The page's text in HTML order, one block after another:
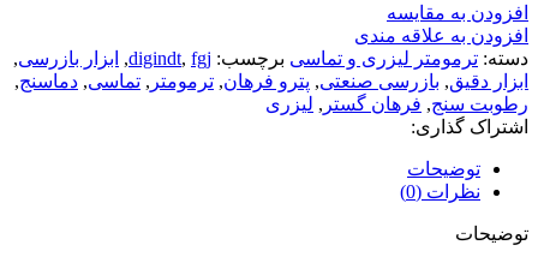
افزودن به مقایسه
افزودن به علاقه مندی
دسته: ترمومتر لیزری و تماسی برچسب: digindt, fgj
, ابزار بازرسی,
ابزار دقیق, بازرسی صنعتی, پترو فرهان, ترمومتر , تماسی, دماسنج,
رطوبت سنج, فرهان گستر , لیزری
اشتراک گذاری:
توضیحات
نظرات (0)
توضیحات